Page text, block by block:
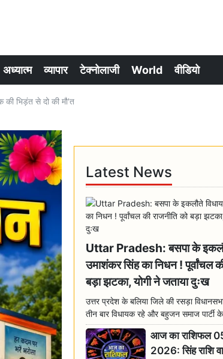
अध्यात्म व्यापार टेक्नोलाजी World वीडियो
भिड़ंत से दो की मौ'त
Latest News
Uttar Pradesh: बसपा के
उमाशंकर सिंह का निधन ! पूर्वांचल
बड़ा झटका, योगी ने जताया दुःख
उत्तर प्रदेश के बलिया जिले की रसड़ा
तीन बार विधायक रहे और बहुजन समाज पार्टी
आज का राशिफल
2026: सिंह राशि